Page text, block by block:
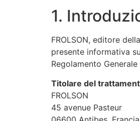
1.
FROLSON, editore
presente informativa
Regolamento
Titolare del
FROLSON
45 avenue Pasteur